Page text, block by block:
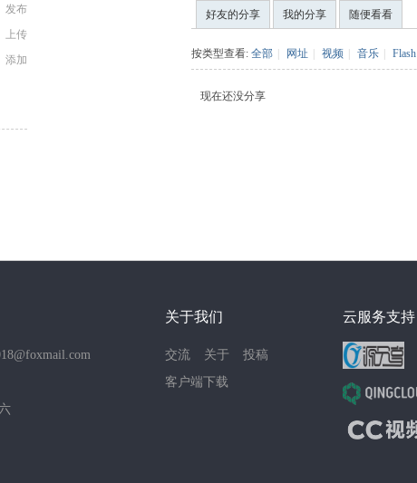
发布
上传
添加
好友的分享 我的分享 随便看看
按类型查看: 全部 | 网址 | 视频 | 音乐 | Flash
现在还没分享
关于我们
交流 关于
投稿
客户端下载
云服务支持